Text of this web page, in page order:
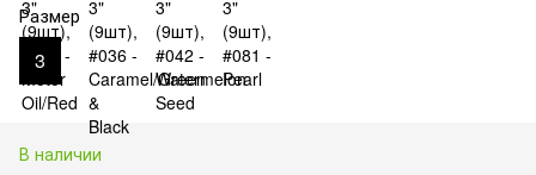
Размер
3
В наличии